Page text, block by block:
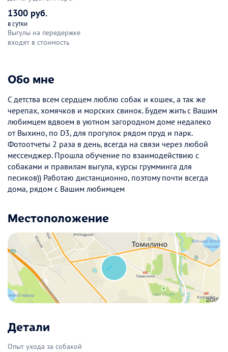
1300 руб.
в сутки
Выгулы на передержке
входят в стоимость
Обо мне
С детства всем сердцем люблю собак и кошек, а так же
черепах, хомячков и морских свинок. Будем жить с Вашим
любимцем вдвоем в уютном загородном доме недалеко
от Выхино, по D3, для прогулок рядом пруд и парк.
Фотоотчеты 2 раза в день, всегда на связи через любой
мессенджер. Прошла обучение по взаимодействию с
собаками и правилам выгула, курсы грумминга для
песиков)) Работаю дистанционно, поэтому почти всегда
дома, рядом с Вашим любимцем
Местоположение
Детали
Опыт ухода за собакой